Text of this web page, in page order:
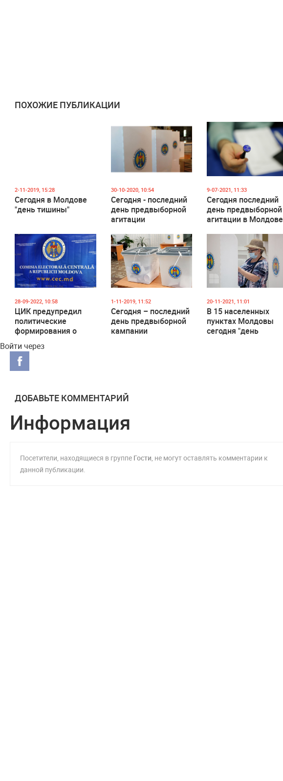
ПОХОЖИЕ ПУБЛИКАЦИИ
2-11-2019, 15:28
Сегодня в Молдове
"день тишины"
30-10-2020, 10:54
Сегодня - последний
день предвыборной
агитации
9-07-2021, 11:33
Сегодня последний
день предвыборной
агитации в Молдове
28-09-2022, 10:58
ЦИК предупредил
политические
формирования о
финансового
управления в
избирательной
1-11-2019, 11:52
Сегодня – последний
день предвыборной
кампании
20-11-2021, 11:01
В 15 населенных
пунктах Молдовы
сегодня "день
Войти через
ДОБАВЬТЕ КОММЕНТАРИЙ
Информация
Посетители, находящиеся в группе Гости, не могут оставлять комментарии к
данной публикации.